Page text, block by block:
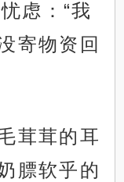
虑：“我
寄物资回
茸茸的耳
膘软乎的